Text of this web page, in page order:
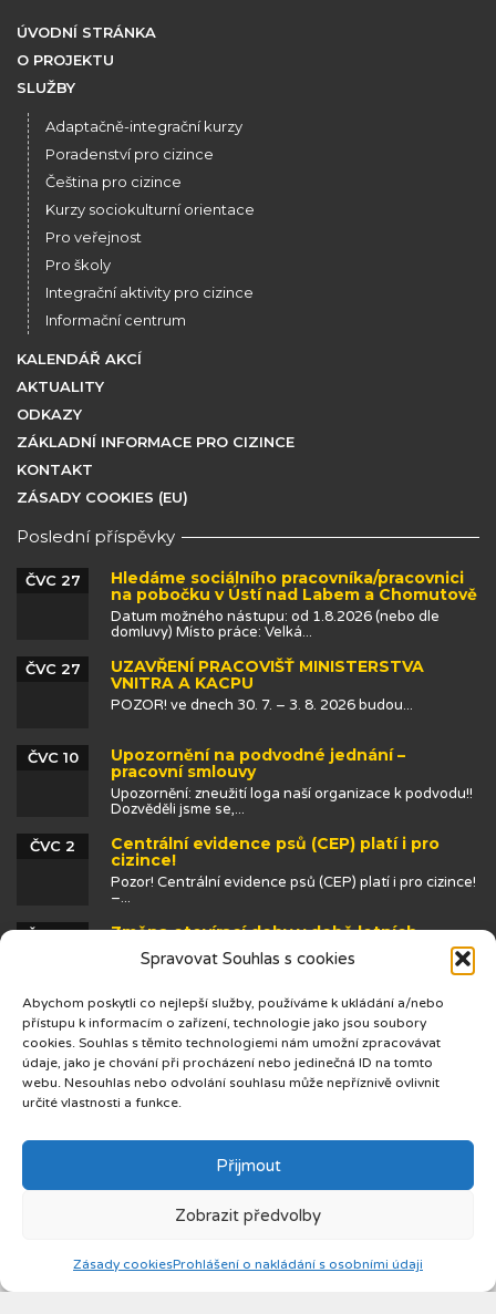
Spravovat Souhlas s cookies
Abychom poskytli co nejlepší služby, používáme k ukládání a/nebo
přístupu k informacím o zařízení, technologie jako jsou soubory
cookies. Souhlas s těmito technologiemi nám umožní zpracovávat
údaje, jako je chování při procházení nebo jedinečná ID na tomto
webu. Nesouhlas nebo odvolání souhlasu může nepříznivě ovlivnit
určité vlastnosti a funkce.
Přijmout
Zobrazit předvolby
Zásady cookiesProhlášení o nakládání s osobními údaji
ÚVODNÍ STRÁNKA
O PROJEKTU
SLUŽBY
Adaptačně-integrační kurzy
Poradenství pro cizince
Čeština pro cizince
Kurzy sociokulturní orientace
Pro veřejnost
Pro školy
Integrační aktivity pro cizince
Informační centrum
KALENDÁŘ AKCÍ
AKTUALITY
ODKAZY
ZÁKLADNÍ INFORMACE PRO CIZINCE
KONTAKT
ZÁSADY COOKIES (EU)
Poslední příspěvky
Hledáme sociálního pracovníka/pracovnici
na pobočku v Ústí nad Labem a Chomutově
ČVC 27
Datum možného nástupu: od 1.8.2026 (nebo dle
domluvy) Místo práce: Velká...
UZAVŘENÍ PRACOVIŠŤ MINISTERSTVA
VNITRA A KACPU
ČVC 27
POZOR! ve dnech 30. 7. – 3. 8. 2026 budou...
Upozornění na podvodné jednání –
pracovní smlouvy
ČVC 10
Upozornění: zneužití loga naší organizace k podvodu!!
Dozvěděli jsme se,...
Centrální evidence psů (CEP) platí i pro
cizince!
ČVC 2
Pozor! Centrální evidence psů (CEP) platí i pro cizince!
–...
Změna otevírací doby v době letních
prázdnin
ČVN 25